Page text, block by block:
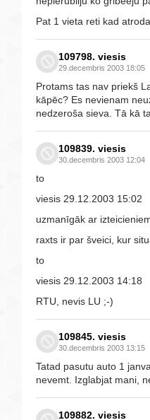
Pat 1 vieta reti kad
109798. viesis
29.decembris 2003 18:05
Protams tas nav priekš
kāpēc? Es nevienam
nedzeroša sieva. Tā kā
109839. viesis
30.decembris 2003 12:04
to
viesis 29.12.2003 15:02
uzmanīgāk ar
raxts ir par šveici, kur
to
viesis 29.12.2003 14:18
RTU, nevis LU ;-)
109845. viesis
30.decembris 2003 13:15
Tatad pasutu auto 1
nevemt. Izglabjat mani,
109882. viesis